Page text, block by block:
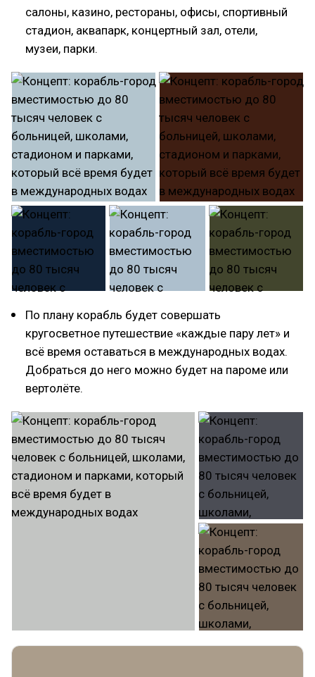
салоны, казино, рестораны, офисы, спортивный
стадион, аквапарк, концертный зал, отели,
музеи, парки.
По плану корабль будет совершать
кругосветное путешествие «каждые пару лет» и
всё время оставаться в международных водах.
Добраться до него можно будет на пароме или
вертолёте.